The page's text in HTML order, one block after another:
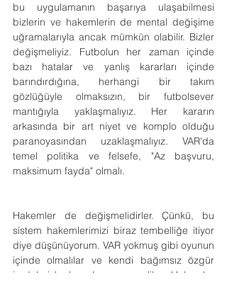
bu uygulamanın başarıya ulaşabilmesi
bizlerin ve hakemlerin de mental değişime
uğramalarıyla ancak mümkün olabilir. Bizler
değişmeliyiz. Futbolun her zaman içinde
bazı hatalar ve yanlış kararları içinde
barındırdığına, herhangi bir takım
gözlüğüyle olmaksızın, bir futbolsever
mantığıyla yaklaşmalıyız. Her kararın
arkasında bir art niyet ve komplo olduğu
paranoyasından uzaklaşmalıyız. VAR'da
temel politika ve felsefe, "Az başvuru,
maksimum fayda" olmalı.
Hakemler de değişmelidirler. Çünkü, bu
sistem hakemlerimizi biraz tembelliğe itiyor
diye düşünüyorum. VAR yokmuş gibi oyunun
içinde olmalılar ve kendi bağımsız özgür
iradeleriyle kararlarını vermeliler. Hakemler